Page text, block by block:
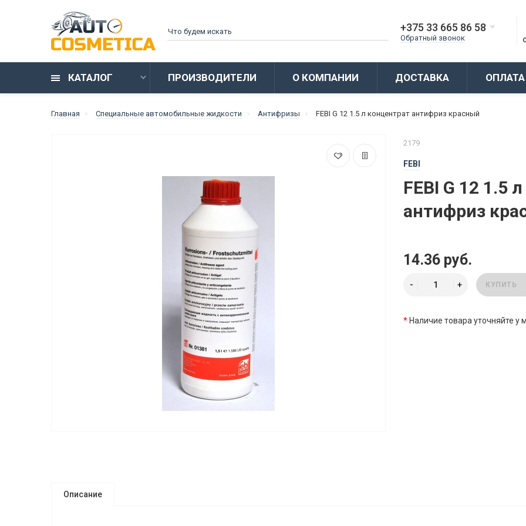
+375 33 665 86 58
Обратный звонок
КАТАЛОГ ПРОИЗВОДИТЕЛИ О КОМПАНИИ ДОСТАВКА ОПЛАТА
Главная Специальные автомобильные жидкости Антифризы FEBI G 12 1.5 л концентрат антифриз красный
2179
FEBI
FEBI G 12 1.5
антифриз
14.36 руб.
КУПИТЬ
* Наличие товара уточняйте у
Описание